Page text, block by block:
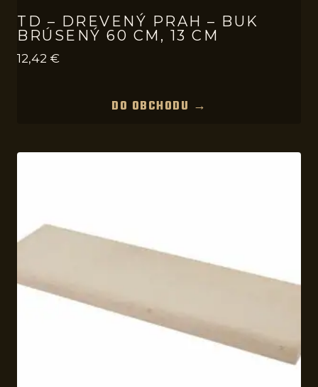
TD – DREVENÝ PRAH – BUK
BRÚSENÝ 60 CM, 13 CM
12,42 €
DO OBCHODU →